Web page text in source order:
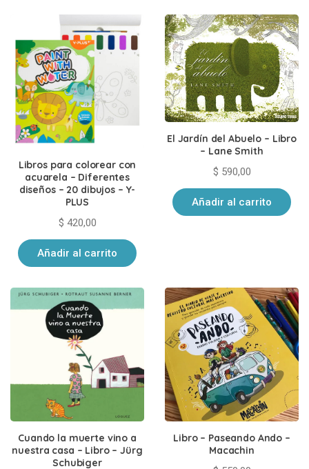
Libros para colorear con
acuarela – Diferentes
diseños – 20 dibujos – Y-
PLUS
$ 420,00
Añadir al carrito
El Jardín del Abuelo – Libro
– Lane Smith
$ 590,00
Añadir al carrito
Cuando la muerte vino a
nuestra casa – Libro – Jürg
Schubiger
Libro – Paseando Ando –
Macachin